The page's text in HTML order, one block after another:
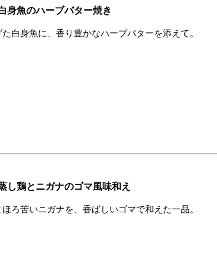
身魚のハーブバター焼き
白身魚に、香り豊かなハーブバターを添えて。
し鶏とニガナのゴマ風味和え
ろ苦いニガナを、香ばしいゴマで和えた一品。